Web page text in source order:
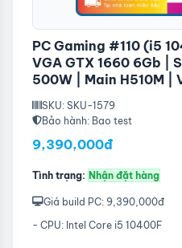
PC Gaming #110 (i5
VGA GTX 1660 6Gb |
500W | Main H510M |
SKU: SKU-1579
Bảo hành: Bao test
9,390,000đ
Tình trạng: Nhận đặt hàng
Giá build PC: 9,390,000đ
- CPU: Intel Core i5 10400F